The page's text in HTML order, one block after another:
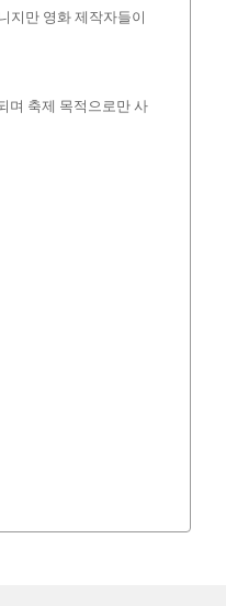
지만 영화 제작자들이
며 축제 목적으로만 사